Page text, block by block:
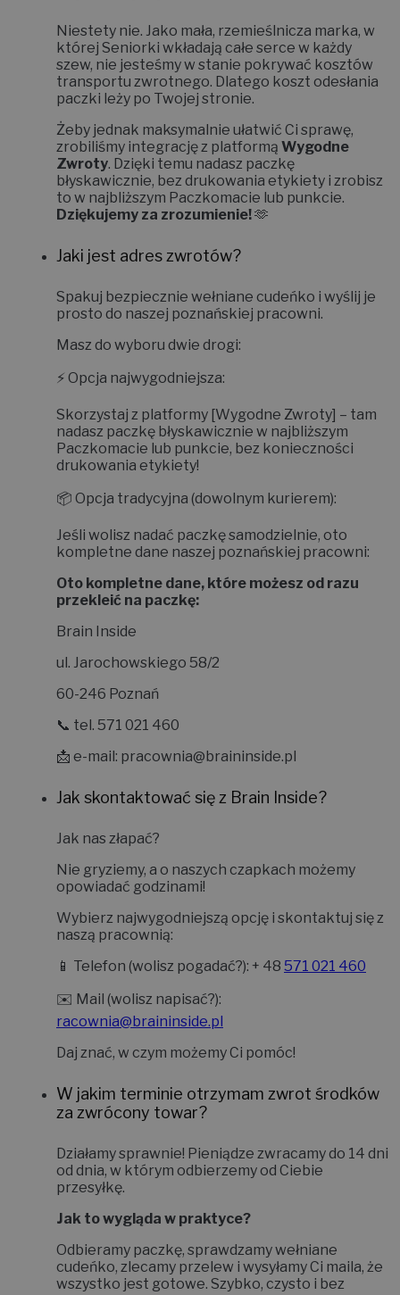
Niestety nie. Jako mała, rzemieślnicza marka, w
której Seniorki wkładają całe serce w każdy
szew, nie jesteśmy w stanie pokrywać kosztów
transportu zwrotnego. Dlatego koszt odesłania
paczki leży po Twojej stronie.
Żeby jednak maksymalnie ułatwić Ci sprawę,
zrobiliśmy integrację z platformą Wygodne
Zwroty. Dzięki temu nadasz paczkę
błyskawicznie, bez drukowania etykiety i zrobisz
to w najbliższym Paczkomacie lub punkcie.
Dziękujemy za zrozumienie!🫶
Jaki jest adres zwrotów?
Spakuj bezpiecznie wełniane cudeńko i wyślij je
prosto do naszej poznańskiej pracowni.
Masz do wyboru dwie drogi:
⚡ Opcja najwygodniejsza:
Skorzystaj z platformy [Wygodne Zwroty] – tam
nadasz paczkę błyskawicznie w najbliższym
Paczkomacie lub punkcie, bez konieczności
drukowania etykiety!
📦 Opcja tradycyjna (dowolnym kurierem):
Jeśli wolisz nadać paczkę samodzielnie, oto
kompletne dane naszej poznańskiej pracowni:
Oto kompletne dane, które możesz od razu
przekleić na paczkę:
Brain Inside
ul. Jarochowskiego 58/2
60-246 Poznań
📞 tel. 571 021 460
📩 e-mail: pracownia@braininside.pl
Jak skontaktować się z Brain Inside?
Jak nas złapać?
Nie gryziemy, a o naszych czapkach możemy
opowiadać godzinami!
Wybierz najwygodniejszą opcję i skontaktuj się z
naszą pracownią:
📱 Telefon (wolisz pogadać?): + 48 571 021 460
✉️ Mail (wolisz napisać?):
racownia@braininside.pl
Daj znać, w czym możemy Ci pomóc!
W jakim terminie otrzymam zwrot środków
za zwrócony towar?
Działamy sprawnie! Pieniądze zwracamy do 14 dni
od dnia, w którym odbierzemy od Ciebie
przesyłkę.
Jak to wygląda w praktyce?
Odbieramy paczkę, sprawdzamy wełniane
cudeńko, zlecamy przelew i wysyłamy Ci maila, że
wszystko jest gotowe. Szybko, czysto i bez